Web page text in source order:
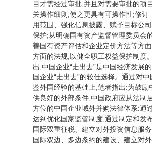
目才需经过审批,并且对需要审批的项
关操作细则,使之更具有可操作性;修
用范围、强化信息披露、赋予目标公
保护;从明确国有资产监督管理委员会
善国有资产评估和企业定价方法等方
方面的法规,以健全职工权益保护制度
出,中国企业“走出去”是中国经济发展
国企业“走出去”的较佳选择。通过对
鉴外国经验的基础上,笔者指出:为鼓励
供良好的外部条件,中国政府应从法制
方位的中国企业域外并购法律体系:
达到优化国家监管制度;通过制定和
国际双重征税、建立对外投资信息服
国际双边、多边条约的建设、建立对